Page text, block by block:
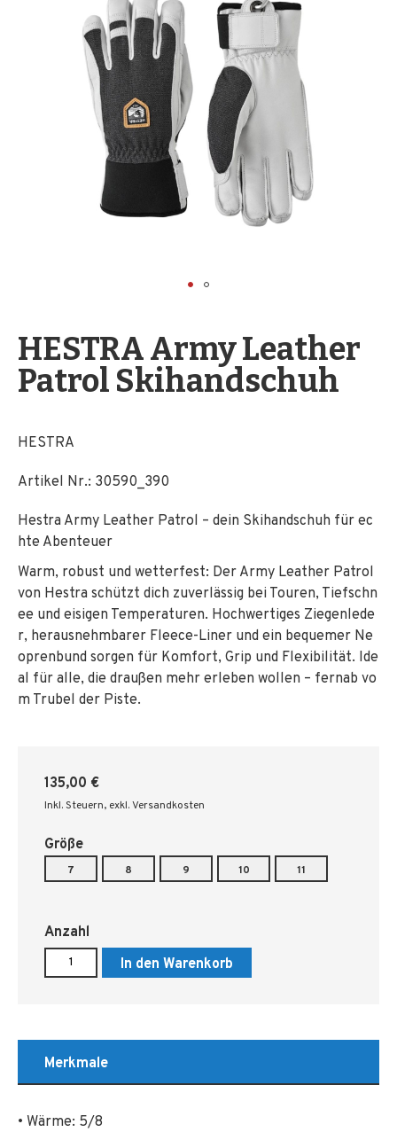
der
Bildergalerie
springen
HESTRA Army Leather
Patrol Skihandschuh
HESTRA
Artikel Nr.: 30590_390
Hestra Army Leather Patrol – dein Skihandschuh für ec
hte Abenteuer
Warm, robust und wetterfest: Der Army Leather Patrol
von Hestra schützt dich zuverlässig bei Touren, Tiefschn
ee und eisigen Temperaturen. Hochwertiges Ziegenlede
r, herausnehmbarer Fleece-Liner und ein bequemer Ne
oprenbund sorgen für Komfort, Grip und Flexibilität. Ide
al für alle, die draußen mehr erleben wollen – fernab vo
m Trubel der Piste.
135,00 €
Inkl. Steuern, exkl. Versandkosten
Größe
7 8 9 10 11
Anzahl
In den Warenkorb
Merkmale
• Wärme: 5/8